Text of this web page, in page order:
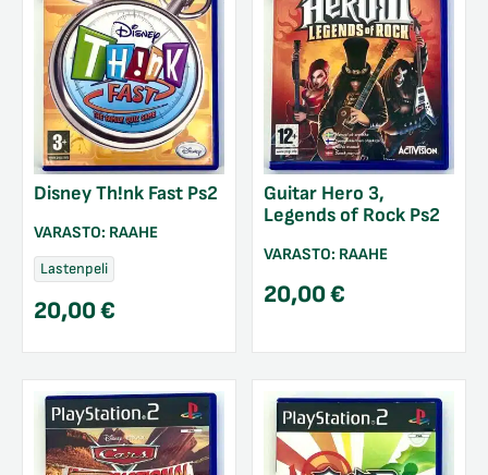
Disney Th!nk Fast Ps2
VARASTO: RAAHE
Lastenpeli
20,00€
Guitar Hero 3,
Legends of Rock Ps2
VARASTO: RAAHE
20,00€